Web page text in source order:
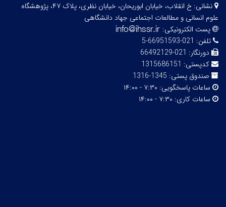
نشانی:
خ انقلاب، خیابان ابوریحان، خیابان نظری، پلاک ۴۷، پژوهشگاه
علوم انسانی و مطالعات اجتماعی جهاد دانشگاهی
پست الکترونیکی:
تلفن: 021-66951593-5
دورنگار: 021-66492129
کدپستی: 1315686151
صندوق پستی: 1345-1316
ساعات پاسخگویی: ۷:۳۰ - ۱۴:۰۰
ساعات کاری: ۷:۳۰ - ۱۴:۰۰